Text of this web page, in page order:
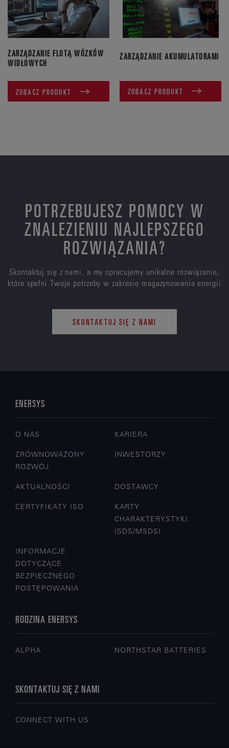
ZARZĄDZANIE FLOTĄ WÓZKÓW
WIDŁOWYCH
ZOBACZ PRODUKT
ZARZĄDZANIE AKUMULATORAMI
ZOBACZ PRODUKT
POTRZEBUJESZ POMOCY W
ZNALEZIENIU NAJLEPSZEGO
ROZWIĄZANIA?
Skontaktuj się z nami, a my opracujemy unikalne rozwiązanie,
które spełni Twoje potrzeby w zakresie magazynowania energii
SKONTAKTUJ SIĘ Z NAMI
ENERSYS
O NAS KARIERA
ZRÓWNOWAŻONY
ROZWÓJ
INWESTORZY
AKTUALNOŚCI DOSTAWCY
CERTYFIKATY ISO
KARTY
CHARAKTERYSTYKI
(SDS/MSDS)
INFORMACJE
DOTYCZĄCE
BEZPIECZNEGO
POSTĘPOWANIA
RODZINA ENERSYS
ALPHA NORTHSTAR BATTERIES
SKONTAKTUJ SIĘ Z NAMI
CONNECT WITH US